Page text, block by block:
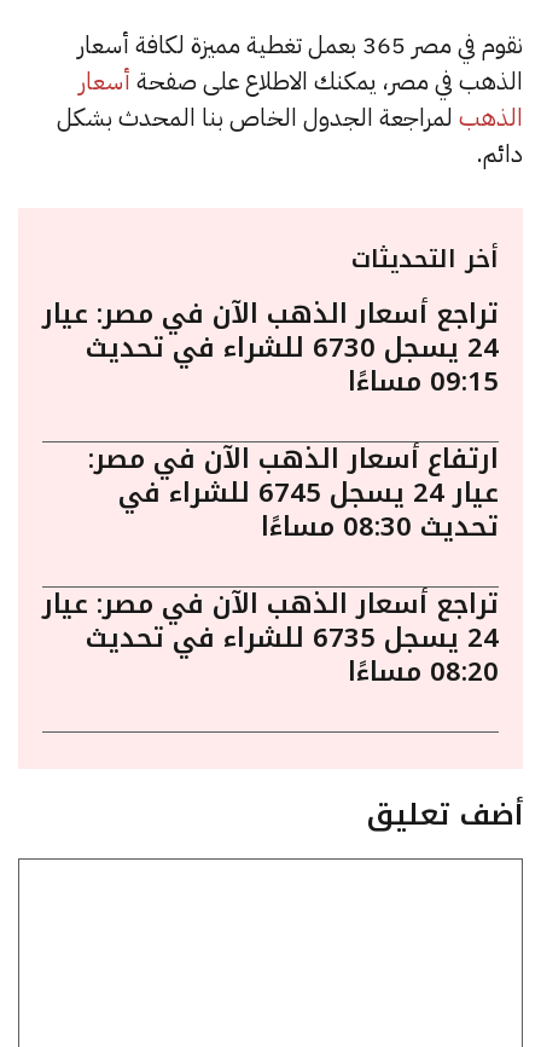
نقوم في مصر 365 بعمل تغطية مميزة لكافة أسعار
الذهب في مصر، يمكنك الاطلاع على صفحة أسعار
الذهب لمراجعة الجدول الخاص بنا المحدث بشكل
دائم.
أخر التحديثات
تراجع أسعار الذهب الآن في مصر: عيار
24 يسجل 6730 للشراء في تحديث
09:15 مساءًا
ارتفاع أسعار الذهب الآن في مصر:
عيار 24 يسجل 6745 للشراء في
تحديث 08:30 مساءًا
تراجع أسعار الذهب الآن في مصر: عيار
24 يسجل 6735 للشراء في تحديث
08:20 مساءًا
أضف تعليق